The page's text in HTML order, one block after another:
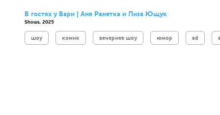
В гостях у Вари | Аня Ранетка и Лиза Ющук
Shows, 2025
шоу комик вечернее шоу юмор ad